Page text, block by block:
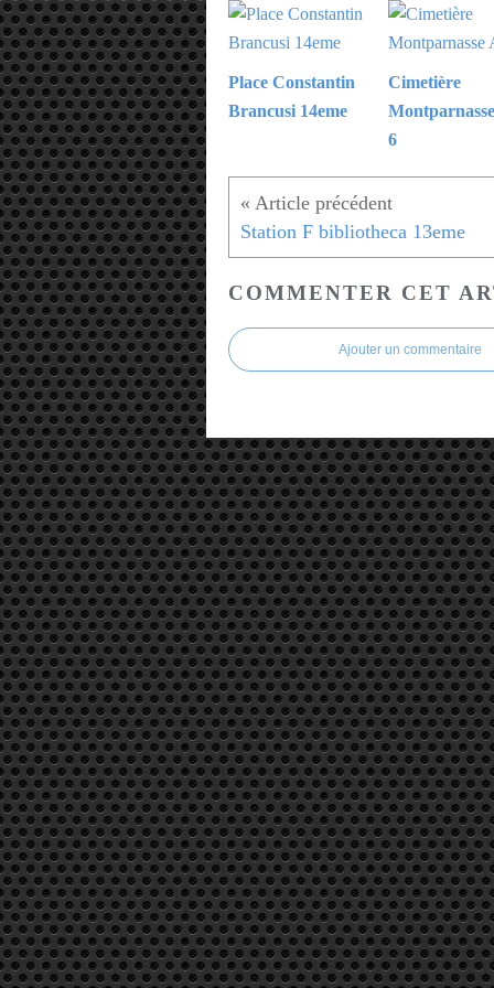
Place Constantin
Brancusi 14eme
Cimetière
6
Station F bibliotheca 13eme
COMMENTER CET
Ajouter un commentaire